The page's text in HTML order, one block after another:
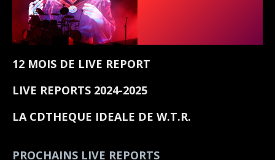
12 MOIS DE LIVE REPORT
LIVE REPORTS 2024-2025
LA CDTHEQUE IDEALE DE W.T.R.
PROCHAINS LIVE REPORTS